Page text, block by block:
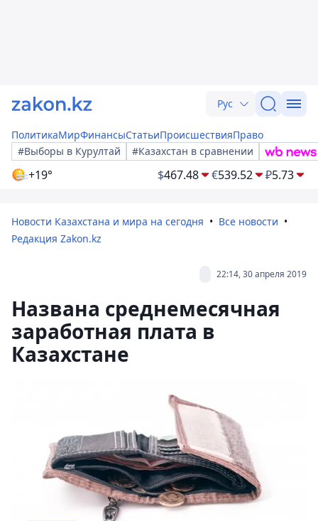
Рус
ПолитикаМирФинансыСтатьиПроисшествияПраво
#Выборы в Курултай
#Казахстан в сравнении
+19° $467.48 €539.52 ₽5.73
Новости Казахстана и мира на сегодня
Все новости
Редакция Zakon.kz
22:14, 30 апреля 2019
Названа среднемесячная
заработная плата в
Казахстане